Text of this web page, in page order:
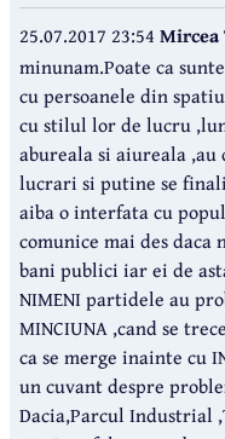
25.07.2017 23:54 Mircea
minunam.Poate ca
cu persoanele din
cu stilul lor de lucru
abureala si aiureala
lucrari si putine se
aiba o interfata cu
comunice mai des daca
bani publici iar ei de
NIMENI partidele au
MINCIUNA ,cand se
ca se merge inainte cu
un cuvant despre
Dacia,Parcul Industrial